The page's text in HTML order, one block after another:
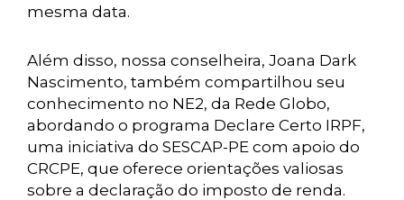
mesma data.
Além disso, nossa conselheira, Joana Dark
Nascimento, também compartilhou seu
conhecimento no NE2, da Rede Globo,
abordando o programa Declare Certo IRPF,
uma iniciativa do SESCAP-PE com apoio do
CRCPE, que oferece orientações valiosas
sobre a declaração do imposto de renda.